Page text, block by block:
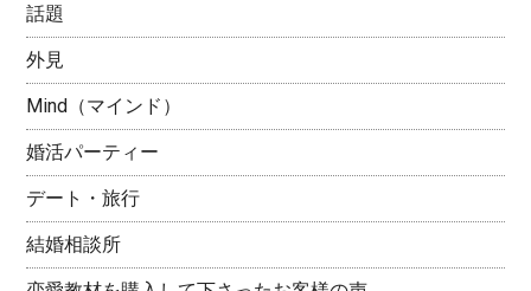
話題
外見
Mind（マインド）
婚活パーティー
デート・旅行
結婚相談所